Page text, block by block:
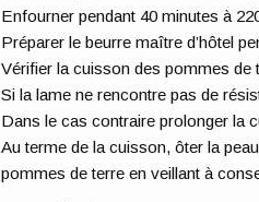
Enfourner pendant 40 minutes à
Préparer le beurre maître d’hôtel
Vérifier la cuisson des pommes de
Si la lame ne rencontre pas de
Dans le cas contraire prolonger la
Au terme de la cuisson, ôter la
pommes de terre en veillant à